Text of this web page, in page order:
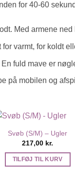
for 40-60
Med armene
varmt, for koldt
fuld mave er
på mobilen og
Svøb (S/M) – Ugler
217,00 kr.
TILFØJ TIL KURV